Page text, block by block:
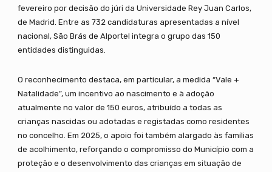
fevereiro por decisão do júri da Universidade Rey Juan Carlos,
de Madrid. Entre as 732 candidaturas apresentadas a nível
nacional, São Brás de Alportel integra o grupo das 150
entidades distinguidas.
O reconhecimento destaca, em particular, a medida “Vale +
Natalidade”, um incentivo ao nascimento e à adoção
atualmente no valor de 150 euros, atribuído a todas as
crianças nascidas ou adotadas e registadas como residentes
no concelho. Em 2025, o apoio foi também alargado às famílias
de acolhimento, reforçando o compromisso do Município com a
proteção e o desenvolvimento das crianças em situação de